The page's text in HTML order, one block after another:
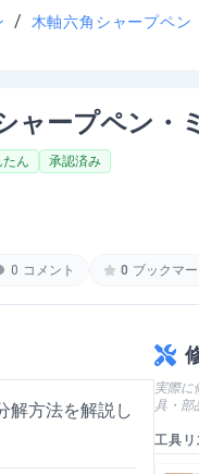
/ 木軸六角シャープペン
ャープペン・
たん 承認済み
0 コメント 0 ブックマー
解方法を解説し
実際に
具・部
工具リ